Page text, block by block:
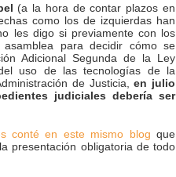
(a la hora de contar plazos en
como los de izquierdas han
les digo si previamente con los
para decidir cómo se
Adicional Segunda de la Ley
uso de las tecnologías de la
de Justicia,en julio
judiciales debería ser
conté en este mismo blog que
presentación obligatoria de todo